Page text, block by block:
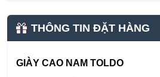
THÔNG TIN ĐẶT HÀNG
GIÀY CAO NAM TOLDO